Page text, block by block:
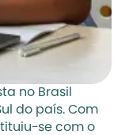
no Brasil
do país. Com
se com o